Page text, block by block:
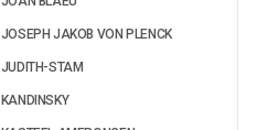
JOSEPH JAKOB VON PLENCK
JUDITH-STAM
KANDINSKY